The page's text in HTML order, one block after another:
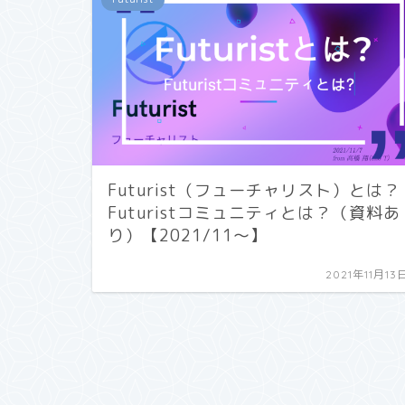
Futurist（フューチャリスト）とは？
Futuristコミュニティとは？（資料あ
り）【2021/11〜】
2021年11月13